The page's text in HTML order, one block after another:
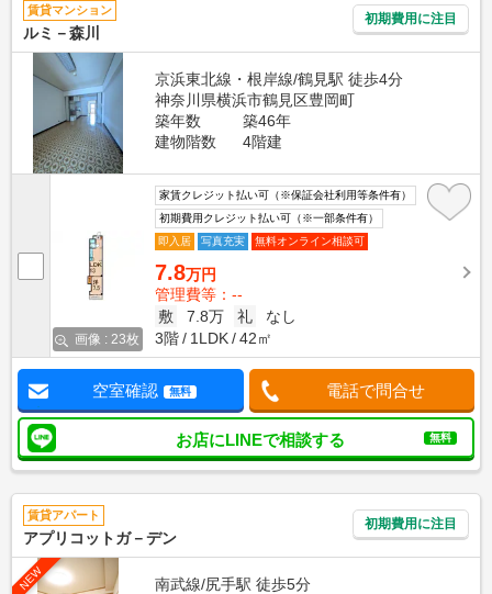
賃貸マンション
ルミ－森川
初期費用に注目
京浜東北線・根岸線/鶴見駅 徒歩4分
神奈川県横浜市鶴見区豊岡町
築年数
築46年
建物階数
4階建
画像 : 23枚
家賃クレジット払い可（※保証会社利用等条件有）
初期費用クレジット払い可（※一部条件有）
即入居
写真充実 無料オンライン相談可
7.8万円
管理費等：--
敷
7.8万 礼
なし
3階
1LDK 42㎡
空室確認 無料 電話で問合せ
お店にLINEで相談する 無料
賃貸アパート
アプリコットガ－デン
初期費用に注目
NEW
南武線/尻手駅 徒歩5分